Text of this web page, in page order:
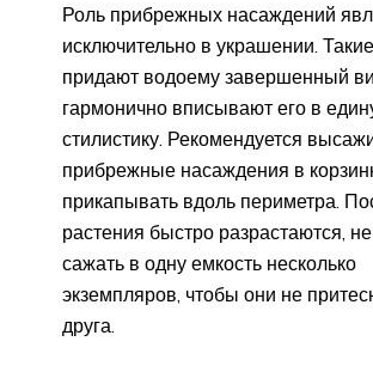
Роль прибрежных насаждений
исключительно в украшении.
придают водоему завершенный
гармонично вписывают его в
стилистику. Рекомендуется
прибрежные насаждения в
прикапывать вдоль периметра.
растения быстро разрастаются,
сажать в одну емкость несколько
экземпляров, чтобы они не
друга.